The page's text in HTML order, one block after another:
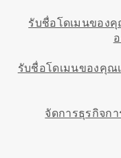
รับชื่อโดเมนของ
รับชื่อโดเมนของคุณ
จัดการธุรกิจก